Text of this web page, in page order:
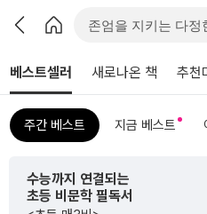
베스트셀러 새로나온 책 추천
주간 베스트 지금 베스트
수능까지 연결되는
초등 비문학 필독서